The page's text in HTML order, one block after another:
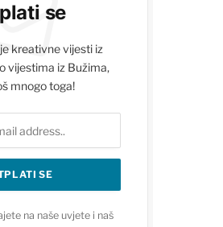
se
kreativne vijesti iz
vijestima iz Bužima,
mnogo toga!
na naše uvjete i naš